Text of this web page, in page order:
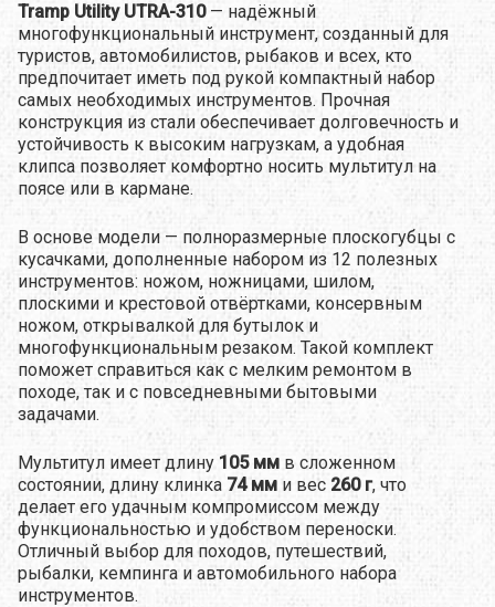
Tramp Utility UTRA-310— надёжный
многофункциональный инструмент, созданный для
туристов, автомобилистов, рыбаков и всех, кто
предпочитает иметь под рукой компактный набор
самых необходимых инструментов. Прочная
конструкция из стали обеспечивает долговечность и
устойчивость к высоким нагрузкам, а удобная
клипса позволяет комфортно носить мультитул на
поясе или в кармане.
В основе модели — полноразмерные плоскогубцы с
кусачками, дополненные набором из 12 полезных
инструментов: ножом, ножницами, шилом,
плоскими и крестовой отвёртками, консервным
ножом, открывалкой для бутылок и
многофункциональным резаком. Такой комплект
поможет справиться как с мелким ремонтом в
походе, так и с повседневными бытовыми
задачами.
Мультитул имеет длину 105 мм в сложенном
состоянии, длину клинка 74 мм и вес 260 г, что
делает его удачным компромиссом между
функциональностью и удобством переноски.
Отличный выбор для походов, путешествий,
рыбалки, кемпинга и автомобильного набора
инструментов.